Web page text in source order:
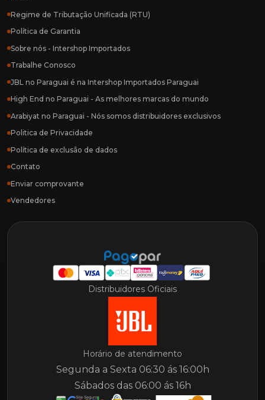
Regime de Tributação Unificada (RTU)
Política de Garantia
Sobre nós - Intershop Importados
Trabalhe Conosco
JBL no Paraguai é na Intershop Importados Paraguai
High End no Paraguai - As melhores marcas do mundo
Arabiyat no Paraguai - Nós somos distribuidores exclusivos
Politica de Privacidade
Política de exclusão de dados
Contato
Enviar comprovante
Vendedores
Distribuidores Oficiais
Horário de atendimento
Segunda a Sexta 06:30 ás 16:00h
Sábados das 06:00 ás 16h